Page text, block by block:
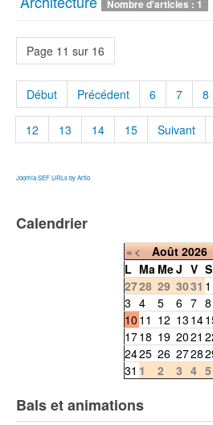
Nombre d'articles : 1
Page 11 sur 16
Début Précédent 6 7 8
12 13 14 15 Suivant
Joomla SEF URLs by Artio
Calendrier
«< Août 2026
L Ma MeJ V S
2728 29 3031 1
3 4 5 6 7 8
10 11 12 13 14
1718 19 2021
2425 26 2728
31 1 2 3 4 5
Bals et animations